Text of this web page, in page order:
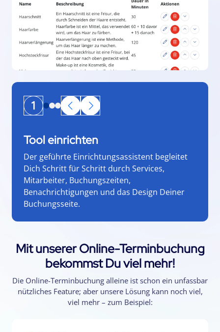
1
Tool einrichten
Der geführte Einrichtungsassistent begleitet
Dich Schritt für Schritt durch Services,
Mitarbeiter, Buchungszeiten,
Benachrichtigungen und das Design Deiner
Buchungsseite.
Mit unserer Online-Terminbuchung
bekommst Du viel mehr!
Die Online-Terminbuchung alleine ist schon ein unfassbar
nützliches Feature; aber unsere Lösung kann noch viel,
viel mehr – zum Beispiel: